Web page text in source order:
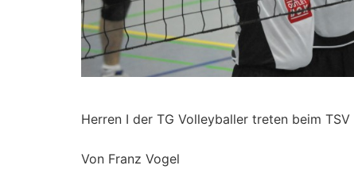
Herren I der TG Volleyballer treten beim
Von Franz Vogel